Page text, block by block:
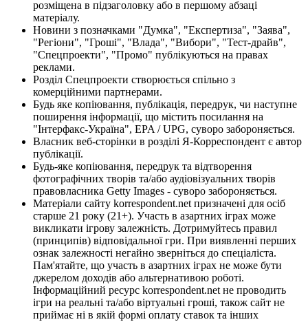
розміщена в підзаголовку або в першому абзаці
матеріалу.
Новини з позначками "Думка", "Експертиза", "Заява",
"Регіони", "Гроші", "Влада", "Вибори", "Тест-драйв",
"Спецпроекти", "Промо" публікуються на правах
реклами.
Розділ Спецпроекти створюється спільно з
комерційними партнерами.
Будь яке копіювання, публікація, передрук, чи наступне
поширення інформації, що містить посилання на
"Інтерфакс-Україна", EPA / UPG, суворо забороняється.
Власник веб-сторінки в розділі Я-Корреспондент є автор
публікації.
Будь-яке копіювання, передрук та відтворення
фотографічних творів та/або аудіовізуальних творів
правовласника Getty Images - суворо забороняється.
Матеріали сайту korrespondent.net призначені для осіб
старше 21 року (21+). Участь в азартних іграх може
викликати ігрову залежність. Дотримуйтесь правил
(принципів) відповідальної гри. При виявленні перших
ознак залежності негайно зверніться до спеціаліста.
Пам'ятайте, що участь в азартних іграх не може бути
джерелом доходів або альтернативою роботі.
Інформаційний ресурс korrespondent.net не проводить
ігри на реальні та/або віртуальні гроші, також сайт не
приймає ні в якій формі оплату ставок та інших